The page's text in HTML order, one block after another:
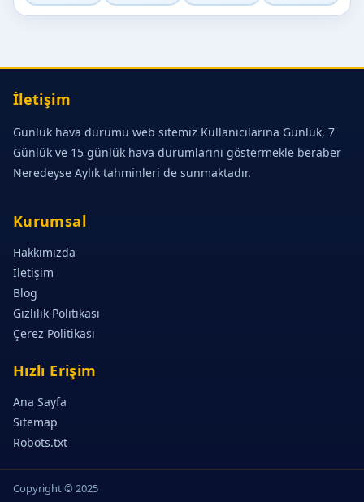
İletişim
Günlük hava durumu web sitemiz Kullanıcılarına Günlük, 7
Günlük ve 15 günlük hava durumlarını göstermekle beraber
Neredeyse Aylık tahminleri de sunmaktadır.
Kurumsal
Hakkımızda
İletişim
Blog
Gizlilik Politikası
Çerez Politikası
Hızlı Erişim
Ana Sayfa
Sitemap
Robots.txt
Copyright © 2025